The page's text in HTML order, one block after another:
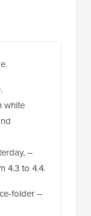
white
–
4.3 to 4.4.
folder –